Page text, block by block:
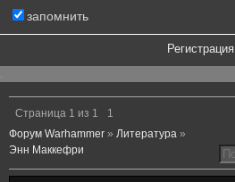
запомнить
Регистрация
.
Страница 1 из 1
1
Форум Warhammer » Литература »
Энн Маккефри